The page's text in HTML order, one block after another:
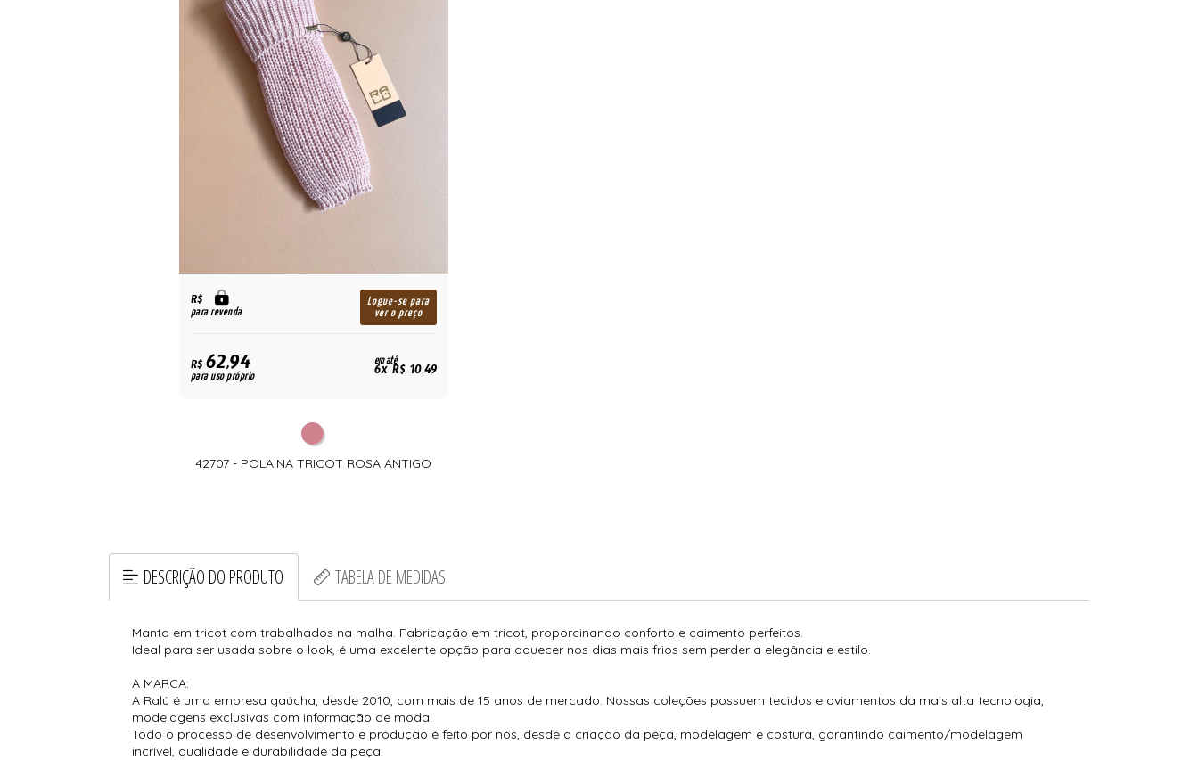
R$
para revenda
Logue-se para
ver o preço
R$62,94
para uso próprio
em até
6x R$ 10,49
42707 - POLAINA TRICOT ROSA ANTIGO
DESCRIÇÃO DO PRODUTO TABELA DE MEDIDAS
Manta em tricot com trabalhados na malha. Fabricação em tricot, proporcinando conforto e caimento perfeitos.
Ideal para ser usada sobre o look, é uma excelente opção para aquecer nos dias mais frios sem perder a elegância e estilo.
A MARCA:
A Ralú é uma empresa gaúcha, desde 2010, com mais de 15 anos de mercado. Nossas coleções possuem tecidos e aviamentos da mais alta tecnologia,
modelagens exclusivas com informação de moda.
Todo o processo de desenvolvimento e produção é feito por nós, desde a criação da peça, modelagem e costura, garantindo caimento/modelagem
incrível, qualidade e durabilidade da peça.